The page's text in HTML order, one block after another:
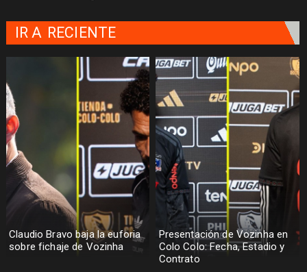
Claudio Bravo baja la euforia
sobre fichaje de Vozinha
Presentación de Vozinha en
Colo Colo: Fecha, Estadio y
Contrato
IR A RECIENTE